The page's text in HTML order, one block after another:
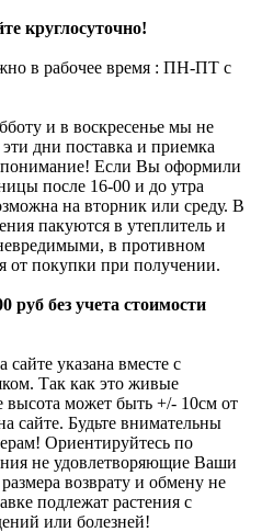
круглосуточно!
в рабочее время : ПН-ПТ с
и в воскресенье мы не
дни поставка и приемка
Если Вы оформили
после 16-00 и до утра
на вторник или среду. В
пакуются в утеплитель и
в противном
от покупки при получении.
руб без учета стоимости
указана вместе с
Так как это живые
высота может быть +/- 10см от
сайте. Будьте внимательны
Ориентируйтесь по
не удовлетворяющие Ваши
возврату и обмену не
подлежат растения с
или болезней!